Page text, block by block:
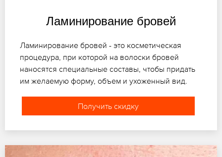
Ламинирование бровей
Ламинирование бровей - это косметическая
процедура, при которой на волоски бровей
наносятся специальные составы, чтобы придать
им желаемую форму, объем и ухоженный вид.
Получить скидку